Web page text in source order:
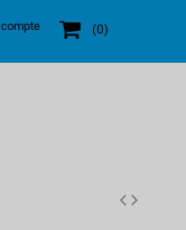
0
compte